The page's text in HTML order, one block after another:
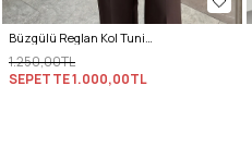
Büzgülü Reglan Kol Tunik Y0150 - BEYAZ
1.250,00TL
SEPETTE1.000,00TL